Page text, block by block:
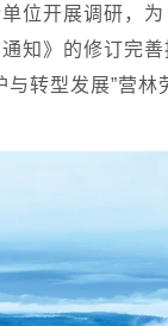
位开展调研，
知》的修订完
转型发展”营